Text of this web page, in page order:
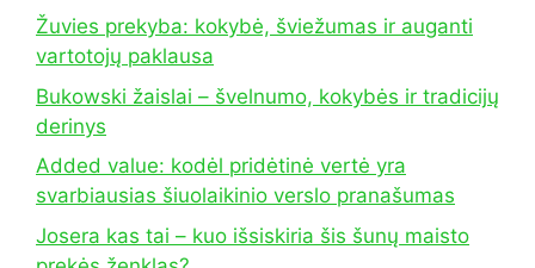
Žuvies prekyba: kokybė, šviežumas ir auganti
vartotojų paklausa
Bukowski žaislai – švelnumo, kokybės ir tradicijų
derinys
Added value: kodėl pridėtinė vertė yra
svarbiausias šiuolaikinio verslo pranašumas
Josera kas tai – kuo išsiskiria šis šunų maisto